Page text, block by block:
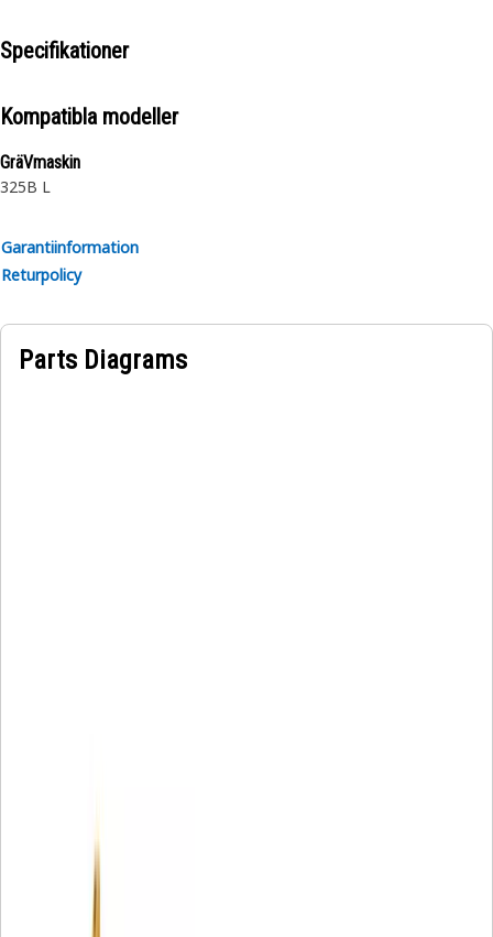
Specifikationer
Kompatibla modeller
GräVmaskin
325B L
Garantiinformation
Returpolicy
Parts Diagrams